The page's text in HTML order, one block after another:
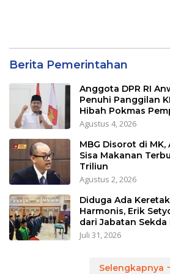
Berita Pemerintahan
Anggota DPR RI
Penuhi Panggilan
Hibah Pokmas
Agustus 4, 2026
MBG Disorot di
Sisa Makanan
Triliun
Agustus 2, 2026
Diduga Ada
Harmonis, Erik
dari Jabatan Sekda
Juli 31, 2026
Selengkapnya